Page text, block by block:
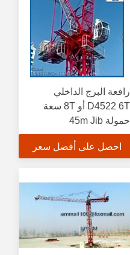
رافعة البرج الداخلي
D4522 6T أو 8T سعة
حمولة 45m Jib
احصل على أفضل سعر